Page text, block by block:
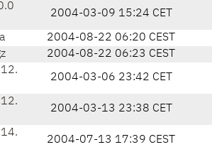
2004-03-09 15:24 CET
2004-08-22 06:20 CEST
2004-08-22 06:23 CEST
2004-03-06 23:42 CET
2004-03-13 23:38 CET
2004-07-13 17:39 CEST